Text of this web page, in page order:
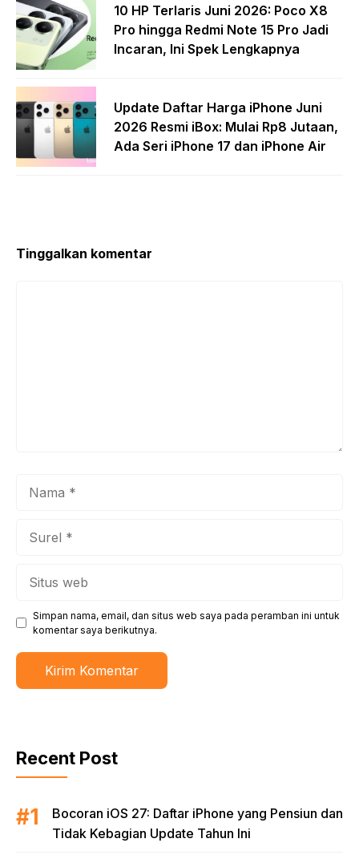
10 HP Terlaris Juni 2026: Poco X8
Pro hingga Redmi Note 15 Pro Jadi
Incaran, Ini Spek Lengkapnya
Update Daftar Harga iPhone Juni
2026 Resmi iBox: Mulai Rp8 Jutaan,
Ada Seri iPhone 17 dan iPhone Air
Tinggalkan komentar
Simpan nama, email, dan situs web saya pada peramban ini untuk
komentar saya berikutnya.
Recent Post
Bocoran iOS 27: Daftar iPhone yang Pensiun dan
Tidak Kebagian Update Tahun Ini